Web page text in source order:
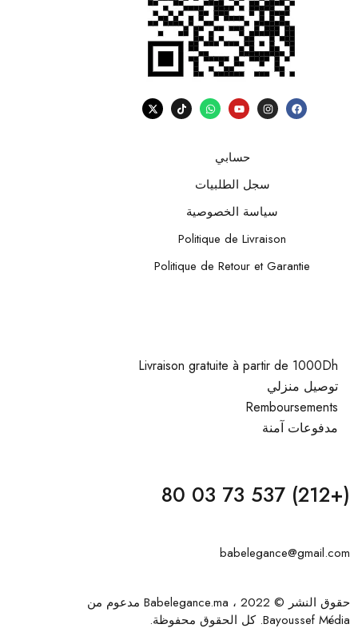
حسابي
سجل الطلبيات
سياسة الخصوصية
Politique de Livraison
Politique de Retour et Garantie
Livraison gratuite à partir de 1000Dh
توصيل منزلي
Remboursements
مدفوعات آمنة
(+212) 537 73 03 80
babelegance@gmail.com
حقوق النشر © 2022 ، Babelegance.ma مدعوم من
Bayoussef Média. كل الحقوق محفوظة.